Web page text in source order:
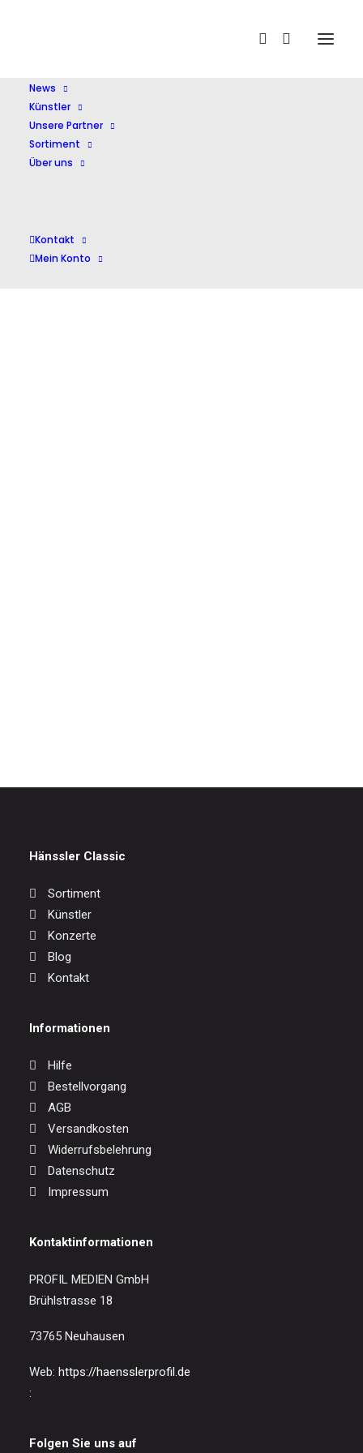
News
Künstler
Unsere Partner
Sortiment
Über uns
Kontakt
Mein Konto
Hänssler Classic
Sortiment
Künstler
Konzerte
Blog
Kontakt
Informationen
Hilfe
Bestellvorgang
AGB
Versandkosten
Widerrufsbelehrung
Datenschutz
Impressum
Kontaktinformationen
PROFIL MEDIEN GmbH
Brühlstrasse 18
73765 Neuhausen
Web: https://haensslerprofil.de
:
Folgen Sie uns auf